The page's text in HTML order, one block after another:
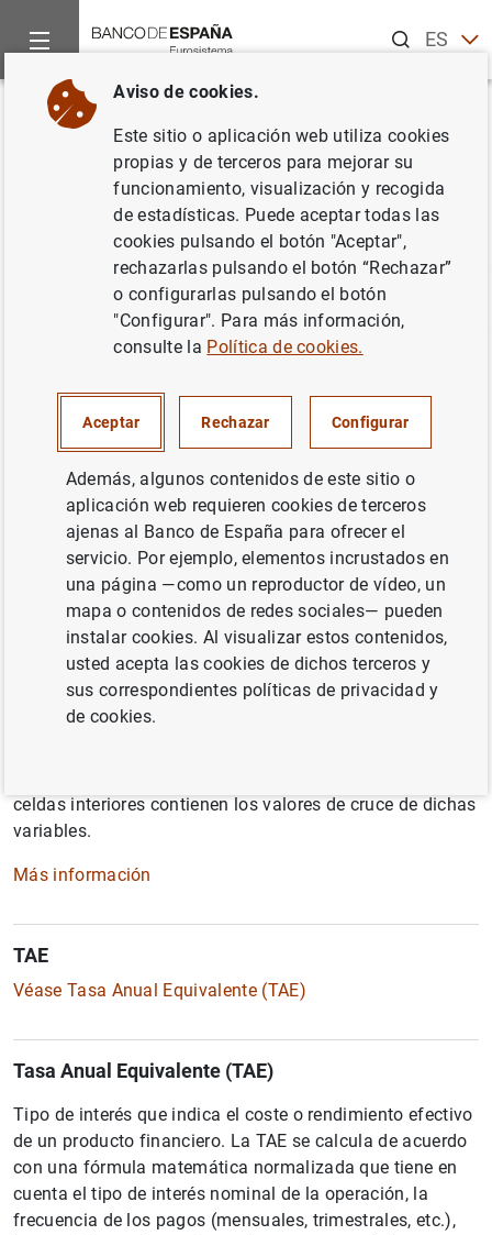
ESEN
Inicio Estadísticas
Volver
Glosario de estadísticas
C D E F G H
por la letra seleccionada junto a su definición. Haga clic
"Más información" para dirigirse a la página donde se
encuentra la información detallada del concepto. Puede
utilizar los enlaces superiores si desea cambiar la letra
de inicio.
Tabla estadística
Representación en formato de doble entrada de un
conjunto de datos estadísticos, donde las filas y
celdas interiores contienen los valores de cruce de dichas
variables.
Más información
TAE
Véase Tasa Anual Equivalente (TAE)
Tasa Anual Equivalente (TAE)
Tipo de interés que indica el coste o rendimiento efectivo
de un producto financiero. La TAE se calcula de acuerdo
con una fórmula matemática normalizada que tiene en
cuenta el tipo de interés nominal de la operación, la
frecuencia de los pagos (mensuales, trimestrales, etc.),
Aviso de cookies.
Este sitio o aplicación web utiliza cookies
propias y de terceros para mejorar su
funcionamiento, visualización y recogida
de estadísticas. Puede aceptar todas las
cookies pulsando el botón "Aceptar",
rechazarlas pulsando el botón “Rechazar”
o configurarlas pulsando el botón
"Configurar". Para más información,
consulte la Política de cookies.
Aceptar Rechazar Configurar
Además, algunos contenidos de este sitio o
aplicación web requieren cookies de terceros
ajenas al Banco de España para ofrecer el
servicio. Por ejemplo, elementos incrustados en
una página —como un reproductor de vídeo, un
mapa o contenidos de redes sociales— pueden
instalar cookies. Al visualizar estos contenidos,
usted acepta las cookies de dichos terceros y
sus correspondientes políticas de privacidad y
de cookies.